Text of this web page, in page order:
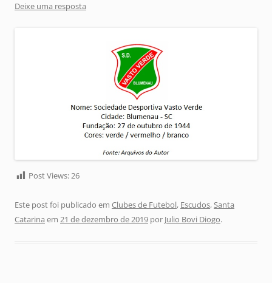
Deixe uma resposta
Post Views:26
Este post foi publicado em Clubes de Futebol, Escudos,Santa
Catarina em 21 de dezembro de 2019 por Julio Bovi Diogo.